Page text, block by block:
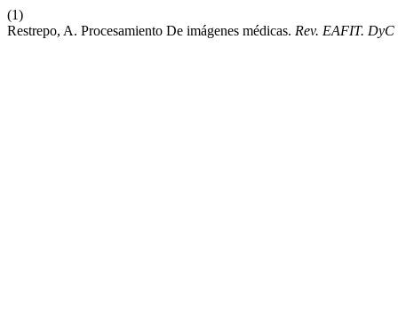
(1)
Restrepo, A. Procesamiento De imágenes médicas. Rev. EAFIT. DyC